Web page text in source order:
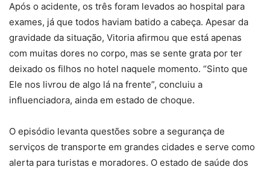
Após o acidente, os três foram levados ao hospital para
exames, já que todos haviam batido a cabeça. Apesar da
gravidade da situação, Vitoria afirmou que está apenas
com muitas dores no corpo, mas se sente grata por ter
deixado os filhos no hotel naquele momento. “Sinto que
Ele nos livrou de algo lá na frente”, concluiu a
influenciadora, ainda em estado de choque.
O episódio levanta questões sobre a segurança de
serviços de transporte em grandes cidades e serve como
alerta para turistas e moradores. O estado de saúde dos